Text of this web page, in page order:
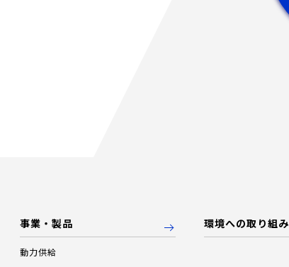
事業・製品
動力供給
環境への取り組み